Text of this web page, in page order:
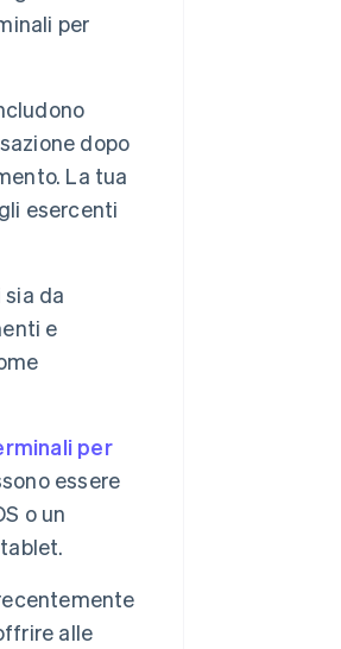
per
dopo
La tua
esercenti
da
e
per
essere
o un
alle